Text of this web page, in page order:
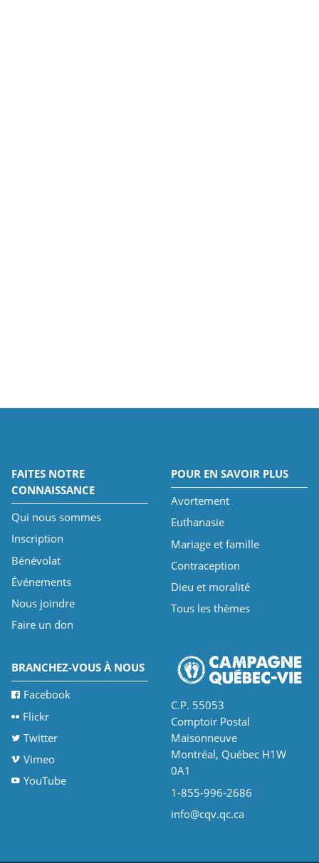
FAITES NOTRE
CONNAISSANCE
Qui nous sommes
Inscription
Bénévolat
Événements
Nous joindre
Faire un don
POUR EN SAVOIR PLUS
Avortement
Euthanasie
Mariage et famille
Contraception
Dieu et moralité
Tous les thèmes
BRANCHEZ-VOUS À NOUS
Facebook
Flickr
Twitter
Vimeo
YouTube
C.P. 55053
Comptoir Postal
Maisonneuve
Montréal, Québec H1W
0A1
1-855-996-2686
info@cqv.qc.ca